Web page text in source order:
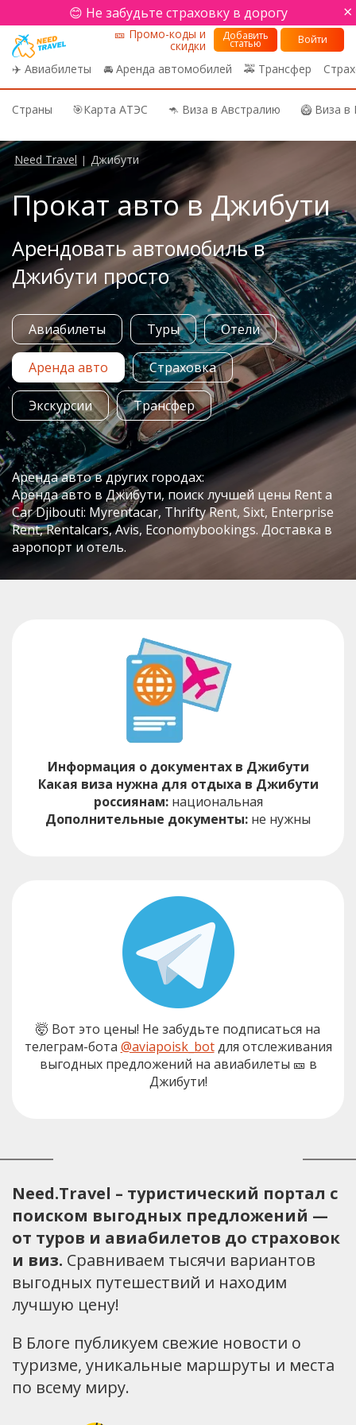
😊 Не забудьте страховку в дорогу ×
✈️ Авиабилеты 🚘 Аренда автомобилей 🚕 Трансфер
🎫 Промо-коды и
скидки
Добавить
статью Войти
Страны 🎯Карта АТЭС 🦘 Виза в Австралию 🥝 Виза
Need Travel | Джибути
Прокат авто в Джибути
Арендовать автомобиль в
Джибути просто
Авиабилеты Туры Отели
Аренда авто Страховка
Экскурсии Трансфер
Аренда авто в других городах:
Аренда авто в Джибути, поиск лучшей цены Rent a
Car Djibouti: Myrentacar, Thrifty Rent, Sixt, Enterprise
Rent, Rentalcars, Avis, Economybookings. Доставка в
аэропорт и отель.
Информация о документах в Джибути
Какая виза нужна для отдыха в Джибути
россиянам:национальная
Дополнительные документы: не нужны
🤯 Вот это цены! Не забудьте подписаться на
телеграм-бота @aviapoisk_botдля отслеживания
выгодных предложений на авиабилеты 🎫 в
Джибути!
Need.Travel – туристический портал с
поиском выгодных предложений —
от туров и авиабилетов до страховок
и виз. Сравниваем тысячи вариантов
выгодных путешествий и находим
лучшую цену!
В Блоге публикуем свежие новости о
туризме, уникальные маршруты и места
по всему миру.